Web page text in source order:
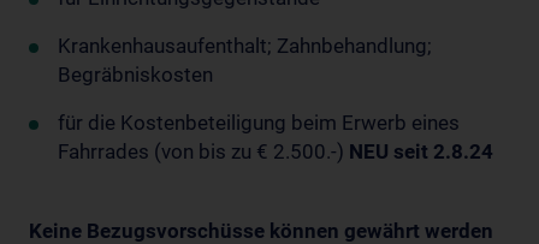
Krankenhausaufenthalt; Zahnbehandlung;
Begräbniskosten
für die Kostenbeteiligung beim Erwerb eines
Fahrrades (von bis zu € 2.500.-) NEU seit 2.8.24
Keine Bezugsvorschüsse können gewährt werden